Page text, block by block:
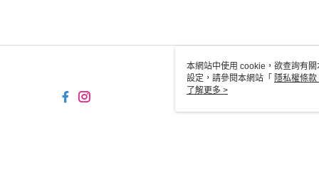
本網站中使用 cookie，欲查詢有
設定，請參閱本網站「 隱私權條款
使用 cookie。
了解更多 >